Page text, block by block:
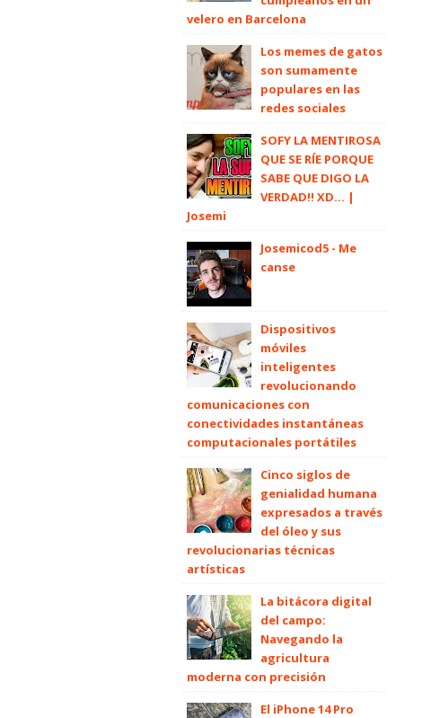
velero en Barcelona
Los memes de gatos
son sumamente
populares en las
redes sociales
SOFY LA MENTIROSA
QUE SE RÍE PORQUE
SABE QUE DIGO LA
VERDAD!! XD... |
Josemi
Josemicod5 - Me
canse
Dispositivos
móviles
inteligentes
revolucionando
comunicaciones con
conectividades instantáneas
computacionales portátiles
Cinco siglos de
genialidad humana
expresados a través
del óleo y sus
revolucionarias técnicas
artísticas
La bitácora digital
del campo:
Navegando la
agricultura
moderna con precisión
El iPhone 14 Pro